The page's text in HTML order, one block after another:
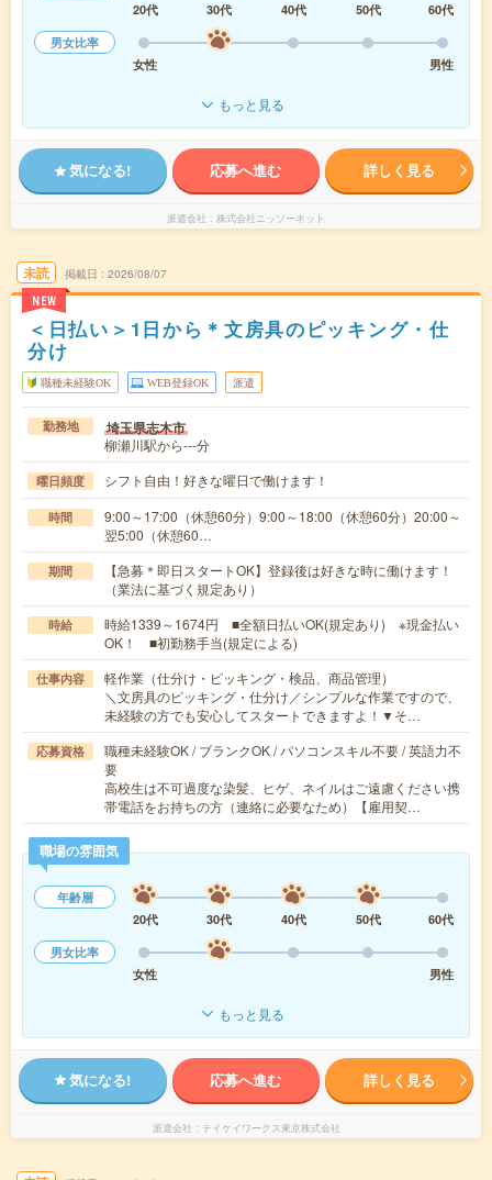
20代
30代 40代 50代
60代
男女比率
女性
男性
もっと見る
気になる! 応募へ進む 詳しく見る
派遣会社 株式会社ニッソーネット
未読
NEW
掲載日 2026/08/07
＜日払い＞1日から＊文房具のピッキング・仕
分け
職種未経験OK WEB登録OK 派遣
勤務地 埼玉県志木市
柳瀬川駅から---分
曜日頻度 シフト自由！好きな曜日で働けます！
時間
9:00～17:00（休憩60分）9:00～18:00（休憩60分）20:00～
翌5:00（休憩60…
期間
【急募＊即日スタートOK】登録後は好きな時に働けます！
（業法に基づく規定あり）
時給
時給1339～1674円 ■全額日払いOK(規定あり) ※現金払い
OK！ ■初勤務手当(規定による)
仕事内容
軽作業（仕分け・ピッキング・検品、商品管理）
＼文房具のピッキング・仕分け／シンプルな作業ですので、
未経験の方でも安心してスタートできますよ！▼そ…
応募資格
職種未経験OK / ブランクOK / パソコンスキル不要 / 英語力不
要
高校生は不可過度な染髪、ヒゲ、ネイルはご遠慮ください携
帯電話をお持ちの方（連絡に必要なため）【雇用契…
職場の雰囲気
年齢層
20代
30代 40代 50代
60代
男女比率
女性
男性
もっと見る
気になる! 応募へ進む 詳しく見る
派遣会社 テイケイワークス東京株式会社